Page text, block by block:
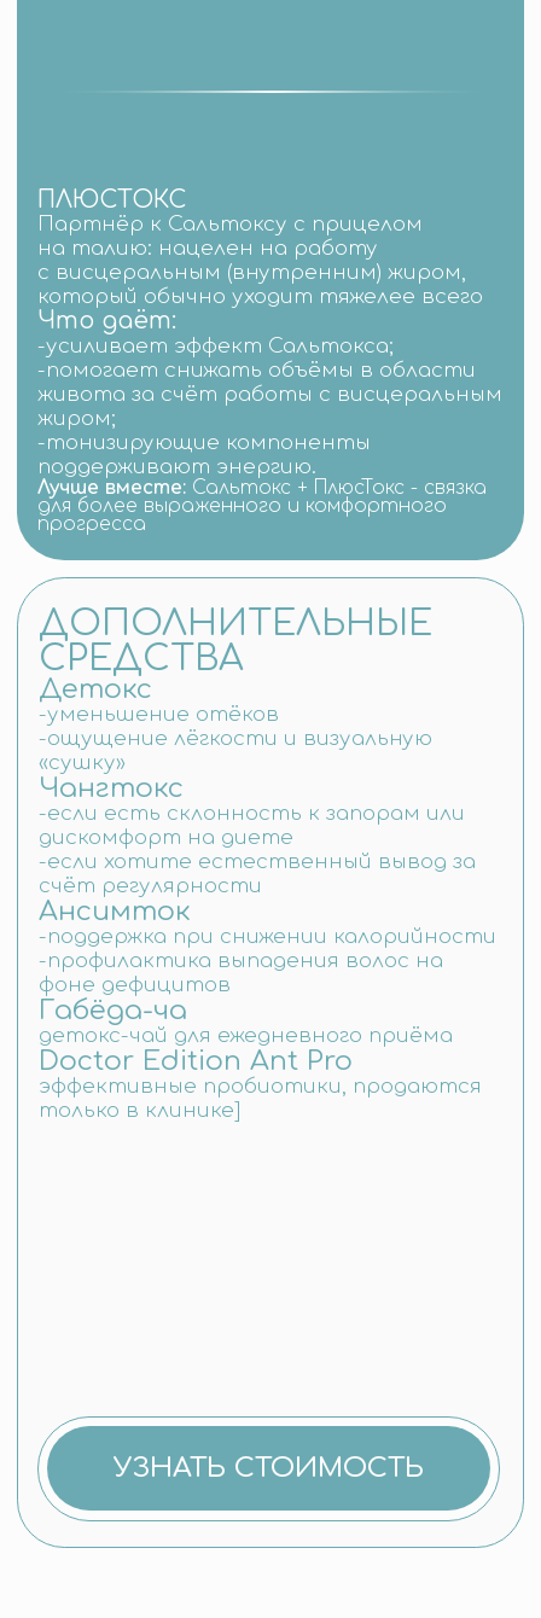
+7
Выберите тариф
нажимая на кнопку
я соглашаюсь с политикой
конфиденциальностии
обработкой своих
персональных данных
КОНТАКТЫ
+82-10-7190-2480
office@med-infinite.com
НАПРАВЛЕНИЯ ЛЕЧЕНИЯ
Поиск по сайту
Пластическая хирургия
и эстетическая медицина
Косметология и дерматология
Стоматология
Онкология
Чек-ап и профилактика
Кардиология и сосуды
Неврология и нейрохирургия
Гинекология и маммология
Офтальмология и ЛОР
Реабилитация